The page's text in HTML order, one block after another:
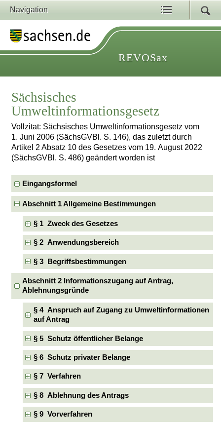
Navigation
REVOSax
Sächsisches
Umweltinformationsgesetz
Vollzitat: Sächsisches Umweltinformationsgesetz vom
1. Juni 2006 (SächsGVBl. S. 146), das zuletzt durch
Artikel 2 Absatz 10 des Gesetzes vom 19. August 2022
(SächsGVBl. S. 486) geändert worden ist
Eingangsformel
Abschnitt 1 Allgemeine Bestimmungen
§ 1 Zweck des Gesetzes
§ 2 Anwendungsbereich
§ 3 Begriffsbestimmungen
Abschnitt 2 Informationszugang auf Antrag,
Ablehnungsgründe
§ 4 Anspruch auf Zugang zu Umweltinformationen
auf Antrag
§ 5 Schutz öffentlicher Belange
§ 6 Schutz privater Belange
§ 7 Verfahren
§ 8 Ablehnung des Antrags
§ 9 Vorverfahren